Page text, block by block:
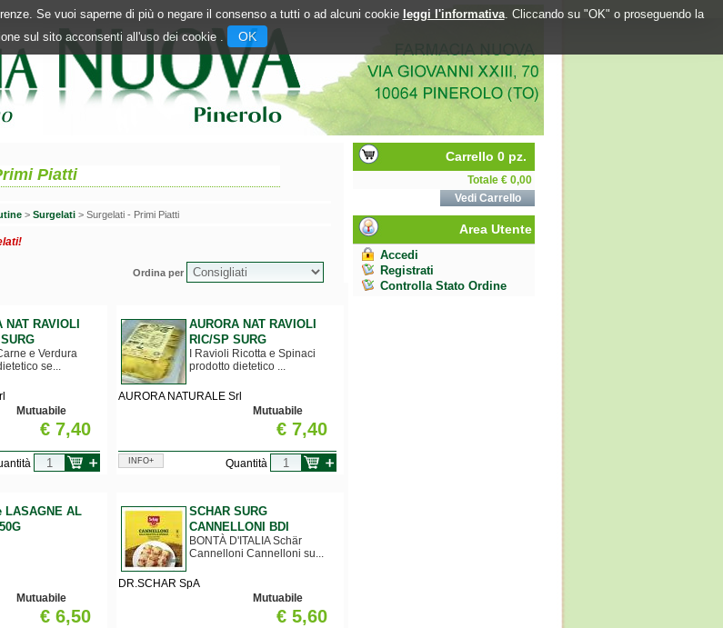
Se vuoi saperne di più o negare il consenso a tutti o ad alcuni cookie leggi l'informativa. Cliccando su "OK" o proseguendo la
sul sito acconsenti all'uso dei cookie .
OK
Piatti
> Surgelati > Surgelati - Primi Piatti
Ordina per
NAT RAVIOLI
e Verdura
se...
Mutuabile
€ 7,40
AURORA NAT RAVIOLI
RIC/SP SURG
I Ravioli Ricotta e Spinaci
prodotto dietetico ...
AURORA NATURALE Srl
Mutuabile
€ 7,40
INFO+ Quantità
LASAGNE AL
Mutuabile
€ 6,50
SCHAR SURG
CANNELLONI BDI
BONTÀ D'ITALIA Schär
Cannelloni Cannelloni su...
DR.SCHAR SpA
Mutuabile
€ 5,60
Carrello 0 pz.
Totale € 0,00
Vedi Carrello
Area Utente
Accedi
Registrati
Controlla Stato Ordine